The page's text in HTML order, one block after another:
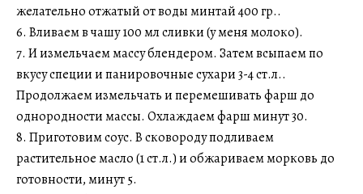
желательно отжатый от воды минтай 400 гр..
6. Вливаем в чашу 100 мл сливки (у меня молоко).
7. И измельчаем массу блендером. Затем всыпаем по
вкусу специи и панировочные сухари 3-4 ст.л..
Продолжаем измельчать и перемешивать фарш до
однородности массы. Охлаждаем фарш минут 30.
8. Приготовим соус. В сковороду подливаем
растительное масло (1 ст.л.) и обжариваем морковь до
готовности, минут 5.